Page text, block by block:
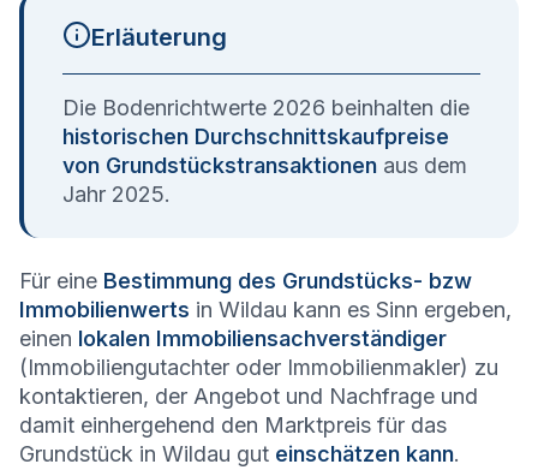
Erläuterung
Die Bodenrichtwerte 2026 beinhalten die
historischen Durchschnittskaufpreise
von Grundstückstransaktionen aus dem
Jahr 2025.
Für eine Bestimmung des Grundstücks- bzw
Immobilienwerts in Wildau kann es Sinn ergeben,
einen lokalen Immobiliensachverständiger
(Immobiliengutachter oder Immobilienmakler) zu
kontaktieren, der Angebot und Nachfrage und
damit einhergehend den Marktpreis für das
Grundstück in Wildau gut einschätzen kann.